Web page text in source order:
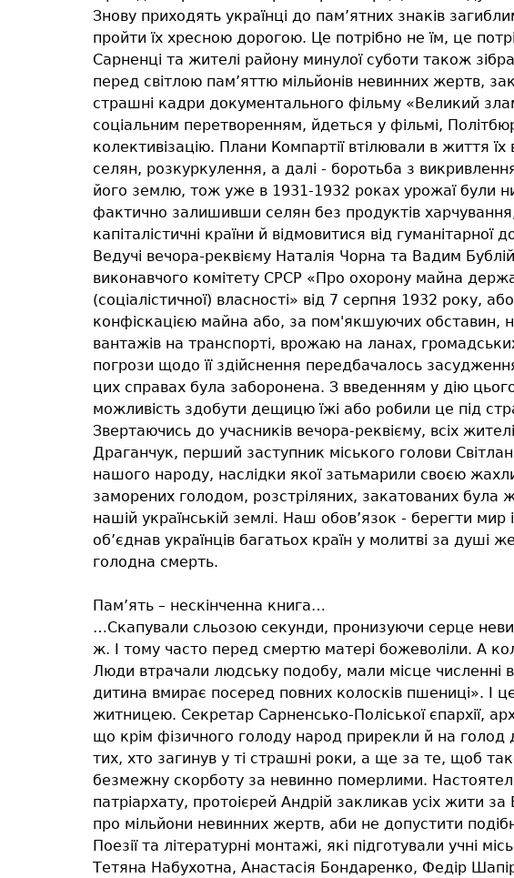
Знову приходять українці до пам’ятних знаків
пройти їх хресною дорогою. Це потрібно не їм, це
Сарненці та жителі району минулої суботи також
перед світлою пам’яттю мільйонів невинних жертв,
страшні кадри документального фільму «Великий
соціальним перетворенням, йдеться у фільмі,
колективізацію. Плани Компартії втілювали в життя
селян, розкуркулення, а далі - боротьба з
його землю, тож уже в 1931-1932 роках урожаї були
фактично залишивши селян без продуктів
капіталістичні країни й відмовитися від
Ведучі вечора-реквієму Наталія Чорна та Вадим
виконавчого комітету СРСР «Про охорону майна
(соціалістичної) власності» від 7 серпня 1932 року,
конфіскацією майна або, за пом'якшуючих обставин,
вантажів на транспорті, врожаю на ланах,
погрози щодо її здійснення передбачалось
цих справах була заборонена. З введенням у дію
можливість здобути дещицю їжі або робили це під
Звертаючись до учасників вечора-реквієму, всіх
Драганчук, перший заступник міського голови
нашого народу, наслідки якої затьмарили своєю
заморених голодом, розстріляних, закатованих була
нашій українській землі. Наш обов’язок - берегти
об’єднав українців багатьох країн у молитві за
голодна смерть.
Пам’ять – нескінченна книга…
…Скапували сльозою секунди, пронизуючи серце
ж. І тому часто перед смертю матері божеволіли. А
Люди втрачали людську подобу, мали місце численні
дитина вмирає посеред повних колосків пшениці». І
житницею. Секретар Сарненсько-Поліської єпархії,
що крім фізичного голоду народ прирекли й на голод
тих, хто загинув у ті страшні роки, а ще за те, щоб
безмежну скорботу за невинно померлими.
патріархату, протоієрей Андрій закликав усіх жити
про мільйони невинних жертв, аби не допустити
Поезії та літературні монтажі, які підготували
Тетяна Набухотна, Анастасія Бондаренко, Федір